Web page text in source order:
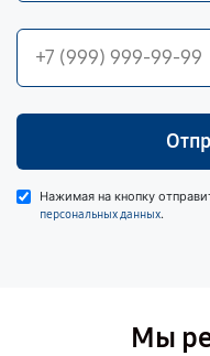
Нажимая на кнопку
персональных данных.
Мы